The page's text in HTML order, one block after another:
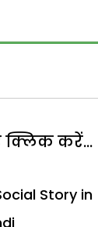
क्लिक करें...